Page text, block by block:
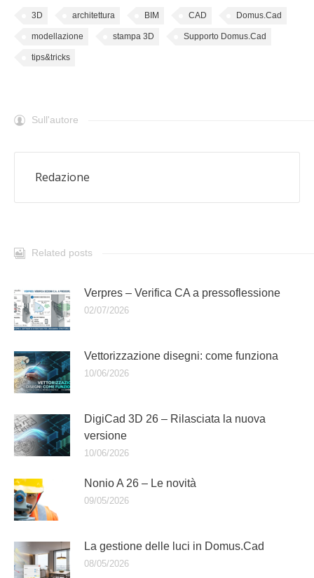
3D architettura BIM CAD Domus.Cad
modellazione stampa 3D Supporto Domus.Cad
tips&tricks
Sull'autore
Redazione
Related posts
Verpres – Verifica CA a pressoflessione
02/07/2026
Vettorizzazione disegni: come funziona
10/06/2026
DigiCad 3D 26 – Rilasciata la nuova
versione
10/06/2026
Nonio A 26 – Le novità
09/05/2026
La gestione delle luci in Domus.Cad
08/05/2026